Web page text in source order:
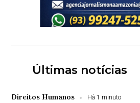
Últimas notícias
Direitos Humanos Há 1 minuto